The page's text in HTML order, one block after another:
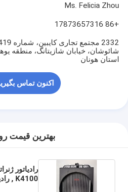
Ms. Felicia Zhou
+86 17873657316
شائوشان، خیابان شازیتانگ، منطقه
استان هونان
اکنون تماس
بهترين قيمت